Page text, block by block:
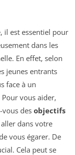
il est essentiel pour
dans les
En effet, selon
jeunes entrants
face à un
vous aider,
vous desobjectifs
dans votre
vous égarer. De
Cela peut se